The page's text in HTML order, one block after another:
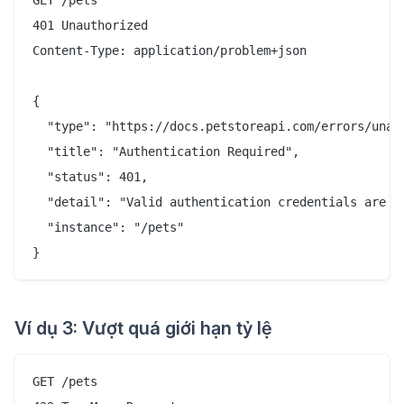
401 Unauthorized
Content-Type: application/problem+json
{
"type": "https://docs.petstoreapi.com/errors/
  "title": "Authentication Required",
  "status": 401,
"detail": "Valid authentication credentials are
  "instance": "/pets"
Ví dụ 3: Vượt quá giới hạn tỷ lệ
GET /pets